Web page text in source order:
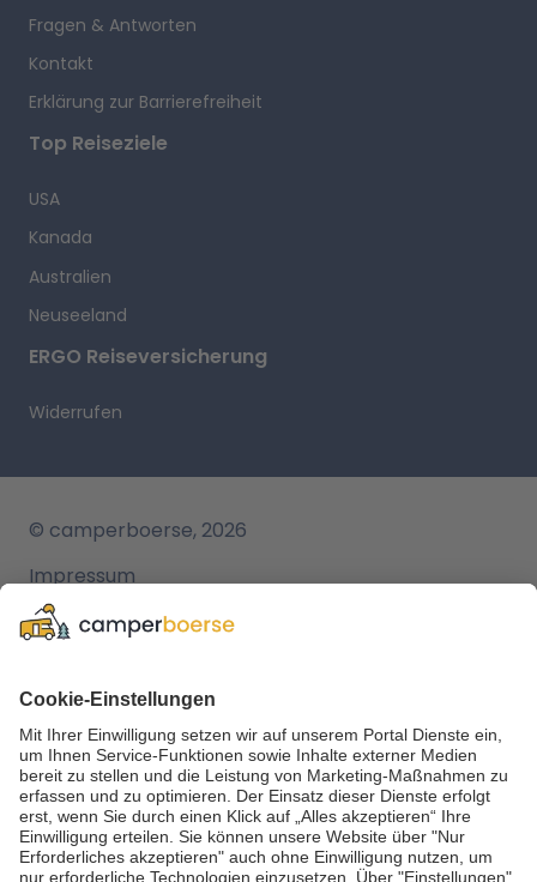
Fragen & Antworten
Kontakt
Erklärung zur Barrierefreiheit
Top Reiseziele
USA
Kanada
Australien
Neuseeland
ERGO Reiseversicherung
Widerrufen
© camperboerse, 2026
Impressum
AGB
Cookie Einstellungen